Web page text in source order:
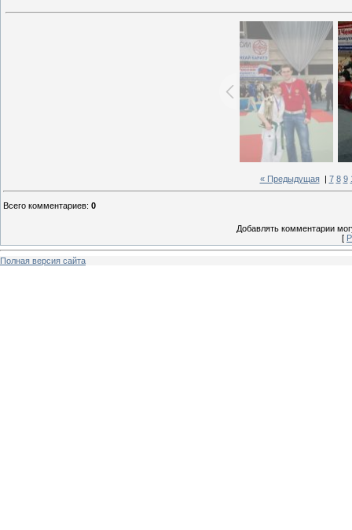
« Предыдущая| 7 8 9
Всего комментариев: 0
Добавлять комментарии
[
Полная версия сайта